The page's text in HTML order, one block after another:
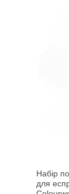
Набір
для